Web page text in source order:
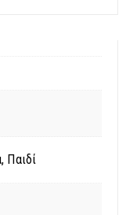
Παιδί